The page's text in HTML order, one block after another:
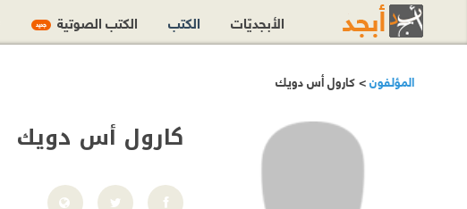
المؤلفون> كارول أس دويك
كارول أس دويك
الأبجديّات الكتب الكتب الصوتية جديد